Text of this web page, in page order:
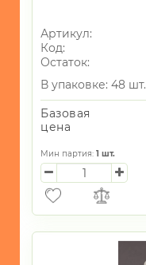
Артикул:
Код:
Остаток:
В упаковке: 48 шт.
Базовая
цена
Мин партия: 1 шт.